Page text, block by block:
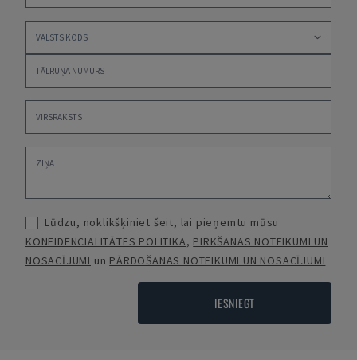
Lūdzu, noklikšķiniet šeit, lai pieņemtu mūsu
KONFIDENCIALITĀTES POLITIKA, PIRKŠANAS NOTEIKUMI UN
NOSACĪJUMI un PĀRDOŠANAS NOTEIKUMI UN NOSACĪJUMI
IESNIEGT